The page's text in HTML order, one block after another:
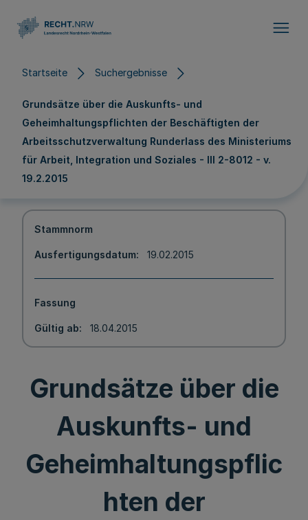
Startseite Suchergebnisse
Grundsätze über die Auskunfts- und
Geheimhaltungspflichten der Beschäftigten der
Arbeitsschutzverwaltung Runderlass des Ministeriums
für Arbeit, Integration und Soziales - III 2-8012 - v.
19.2.2015
Stammnorm
Ausfertigungsdatum 19.02.2015
Fassung
Gültig ab 18.04.2015
Grundsätze über die
Auskunfts- und
Geheimhaltungspflic
hten der